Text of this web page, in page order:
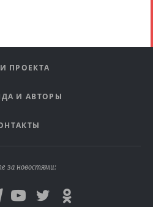
ПРОЕКТА
И АВТОРЫ
за новостями: